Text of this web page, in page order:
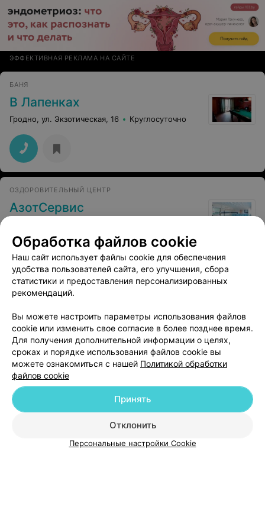
ЭФФЕКТИВНАЯ РЕКЛАМА НА САЙТЕ
БАНЯ
В Лапенках
Гродно, ул. Экзотическая, 16 Круглосуточно
ОЗДОРОВИТЕЛЬНЫЙ ЦЕНТР
АзотСервис
БАНИ И САУНЫ
Русская баня
Гродно, ул. Краснопартизанская, 9
Добавить специалиста
Обработка файлов cookie
Наш сайт использует файлы cookie для обеспечения
удобства пользователей сайта, его улучшения, сбора
статистики и предоставления персонализированных
рекомендаций.
Вы можете настроить параметры использования файлов
cookie или изменить свое согласие в более позднее время.
Для получения дополнительной информации о целях,
сроках и порядке использования файлов cookie вы
можете ознакомиться с нашей Политикой обработки
файлов cookie
Отклонить
Принять
Персональные настройки Cookie